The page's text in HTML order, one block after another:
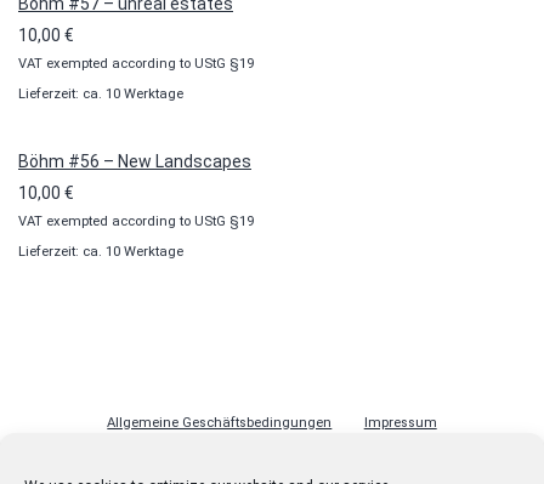
10,00 €
VAT exempted according to UStG §19
Lieferzeit: ca. 10 Werktage
Böhm #56 – New Landscapes
10,00 €
VAT exempted according to UStG §19
Lieferzeit: ca. 10 Werktage
Allgemeine Geschäftsbedingungen Impressum